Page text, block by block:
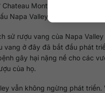
Montelena đã chiến
Napa Valley trở thành một
sử rượu vang của Napa
vang ở đây đã bắt đầu phát
gây hại nặng nề cho các
của họ.
vẫn không ngừng phát